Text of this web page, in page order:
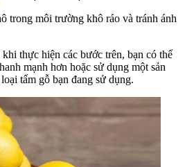
trong môi trường khô ráo và tránh ánh
thực hiện các bước trên, bạn có thể
mạnh hơn hoặc sử dụng một sản
tấm gỗ bạn đang sử dụng.